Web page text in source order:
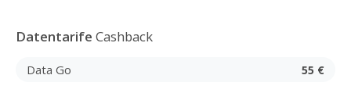
Datentarife Cashback
Data Go 55 €